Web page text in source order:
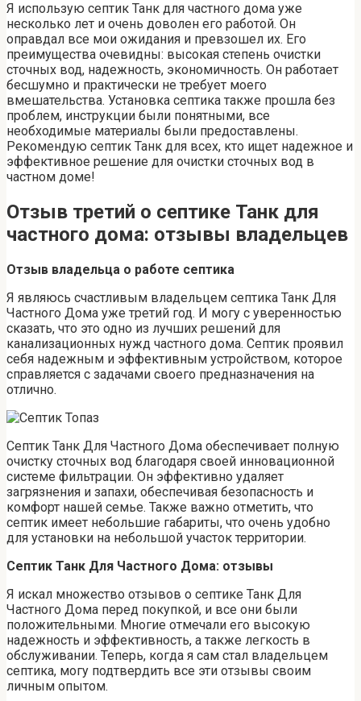
Я использую септик Танк для частного дома уже
несколько лет и очень доволен его работой. Он
оправдал все мои ожидания и превзошел их. Его
преимущества очевидны: высокая степень очистки
сточных вод, надежность, экономичность. Он работает
бесшумно и практически не требует моего
вмешательства. Установка септика также прошла без
проблем, инструкции были понятными, все
необходимые материалы были предоставлены.
Рекомендую септик Танк для всех, кто ищет надежное и
эффективное решение для очистки сточных вод в
частном доме!
Отзыв третий о септике Танк для
частного дома: отзывы владельцев
Отзыв владельца о работе септика
Я являюсь счастливым владельцем септика Танк Для
Частного Дома уже третий год. И могу с уверенностью
сказать, что это одно из лучших решений для
канализационных нужд частного дома. Септик проявил
себя надежным и эффективным устройством, которое
справляется с задачами своего предназначения на
отлично.
Септик Танк Для Частного Дома обеспечивает полную
очистку сточных вод благодаря своей инновационной
системе фильтрации. Он эффективно удаляет
загрязнения и запахи, обеспечивая безопасность и
комфорт нашей семье. Также важно отметить, что
септик имеет небольшие габариты, что очень удобно
для установки на небольшой участок территории.
Септик Танк Для Частного Дома: отзывы
Я искал множество отзывов о септике Танк Для
Частного Дома перед покупкой, и все они были
положительными. Многие отмечали его высокую
надежность и эффективность, а также легкость в
обслуживании. Теперь, когда я сам стал владельцем
септика, могу подтвердить все эти отзывы своим
личным опытом.